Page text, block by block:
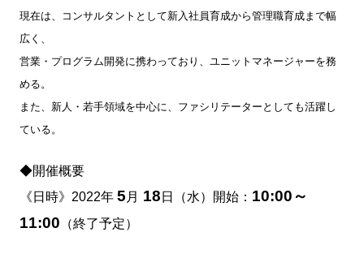
現在は、コンサルタントとして新入社員育成から管理職育成まで幅
広く、
営業・プログラム開発に携わっており、ユニットマネージャーを務
める。
また、新人・若手領域を中心に、ファシリテーターとしても活躍し
ている。
◆開催概要
《日時》2022年 5 月 18 日（水）開始： 10:00～
11:00 （終了予定）